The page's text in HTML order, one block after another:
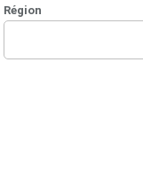
Région